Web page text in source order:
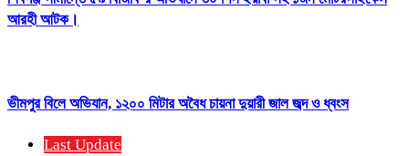
আরহী আটক।
ভীমপুর বিলে অভিযান, ১২০০ মিটার অবৈধ চায়না দুয়ারী জাল জব্দ ও ধ্বংস
Last Update